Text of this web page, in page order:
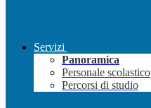
Servizi
Panoramica
Personale scolastico
Percorsi di studio